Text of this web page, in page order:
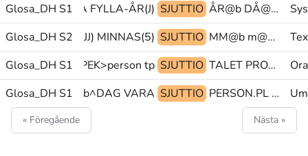
Glosa_DH S1
POSS1 MAMMA FYLLA-ÅR(J) SJUTTIO ÅR@b DÅ@b PEK
Glosa_DH S2
SE GROVLEK(JJ) MINNAS(5) SJUTTIO MM@b m@hd GROVLEK(JJ)
Glosa_DH S1PLUS PEK>person tp@& SJUTTIO TALET PRO1 ÅTTIO
Glosa_DH S1
NU@b I@b^DAG VARA SJUTTIO PERSON.PL BO OMRÅDE
« Föregående Nästa »